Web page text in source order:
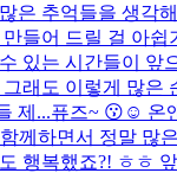
은 추억들을 생각
들어 드릴 걸 아쉽
있는 시간들이 앞
래도 이렇게 많은
제...퓨즈~ 😗☺️ 온
께하면서 정말 많
행복했죠?! ㅎㅎ